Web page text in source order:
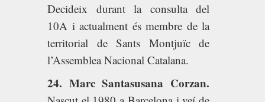
Decideix durant la consulta del
10A i actualment és membre de la
territorial de Sants Montjuïc de
l’Assemblea Nacional Catalana.
24. Marc Santasusana Corzan.